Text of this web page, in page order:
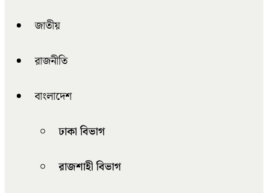
জাতীয়
রাজনীতি
বাংলাদেশ
ঢাকা বিভাগ
রাজশাহী বিভাগ